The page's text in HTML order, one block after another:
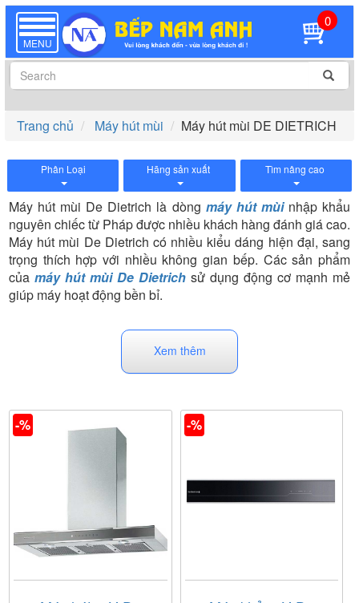
TOGGLE
NAVIGATION
MENU
0
Trang chủ Máy hút mùi Máy hút mùi DE DIETRICH
Phân Loại Hãng sản xuất Tìm nâng cao
Máy hút mùi De Dietrich là dòng máy hút mùinhập khẩu
nguyên chiếc từ Pháp được nhiều khách hàng đánh giá cao.
Máy hút mùi De Dietrich có nhiều kiểu dáng hiện đại, sang
trọng thích hợp với nhiều không gian bếp. Các sản phẩm
của máy hút mùi De Dietrich sử dụng động cơ mạnh mẻ
giúp máy hoạt động bền bỉ.
Xem thêm
-% -%